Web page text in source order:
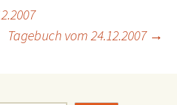
Tagebuch vom 24.12.2007 →